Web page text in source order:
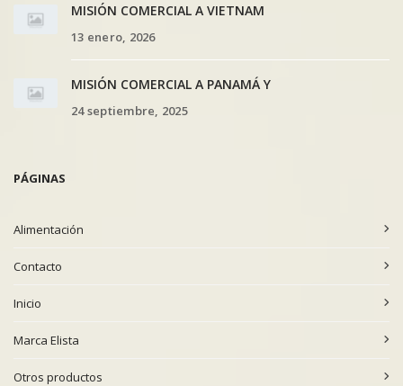
MISIÓN COMERCIAL A VIETNAM
13 enero, 2026
MISIÓN COMERCIAL A PANAMÁ Y
24 septiembre, 2025
PÁGINAS
Alimentación
Contacto
Inicio
Marca Elista
Otros productos